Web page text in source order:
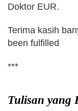
Doktor EUR.
Terima kasih
been fulfilled
***
Tulisan yang